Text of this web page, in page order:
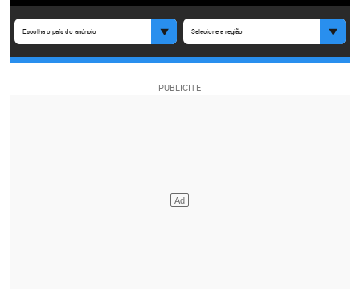
Escolha o país do anúncio Selecione a região